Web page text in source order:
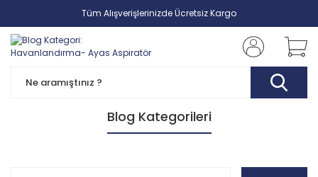
Tüm Alışverişlerinizde Ücretsiz Kargo
Blog Kategorileri